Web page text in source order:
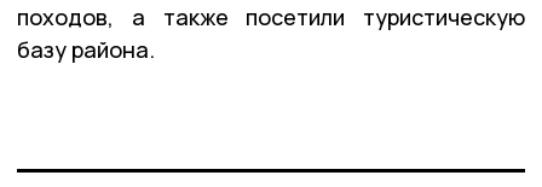
походов, а также посетили туристическую
базу района.